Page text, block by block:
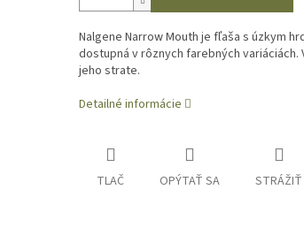
Nalgene Narrow Mouth je fľaša s úzkym
dostupná v rôznych farebných
jeho strate.
Detailné informácie
TLAČ OPÝTAŤ SA STRÁŽIŤ